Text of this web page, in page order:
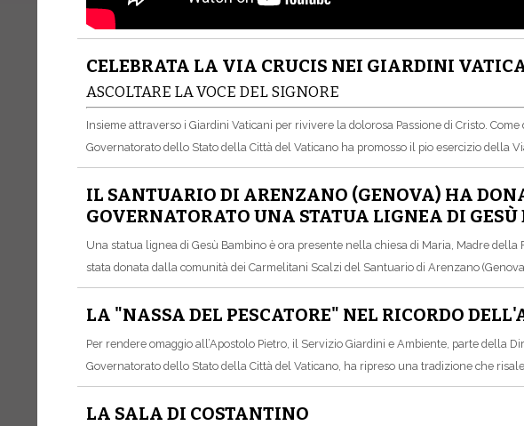
CELEBRATA LA VIA CRUCIS NEI GIARDINI
ASCOLTARE LA VOCE DEL SIGNORE
Insieme attraverso i Giardini Vaticani per rivivere la dolorosa Passione di Cristo.
Governatorato dello Stato della Città del Vaticano ha promosso il pio esercizio della
IL SANTUARIO DI ARENZANO (GENOVA) HA
GOVERNATORATO UNA STATUA LIGNEA DI
Una statua lignea di Gesù Bambino è ora presente nella chiesa di Maria, Madre della
stata donata dalla comunità dei Carmelitani Scalzi del Santuario di Arenzano
LA "NASSA DEL PESCATORE" NEL RICORDO
Per rendere omaggio all’Apostolo Pietro, il Servizio Giardini e Ambiente, parte della
Governatorato dello Stato della Città del Vaticano, ha ripreso una tradizione che
LA SALA DI COSTANTINO